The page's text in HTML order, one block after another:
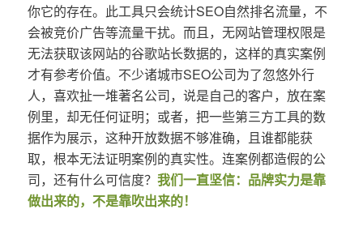
你它的存在。此工具只会统计SEO自然排名流量，不
会被竞价广告等流量干扰。而且，无网站管理权限是
无法获取该网站的谷歌站长数据的，这样的真实案例
才有参考价值。不少诸城市SEO公司为了忽悠外行
人，喜欢扯一堆著名公司，说是自己的客户，放在案
例里，却无任何证明；或者，把一些第三方工具的数
据作为展示，这种开放数据不够准确，且谁都能获
取，根本无法证明案例的真实性。连案例都造假的公
司，还有什么可信度？ 我们一直坚信：品牌实力是靠
做出来的，不是靠吹出来的！